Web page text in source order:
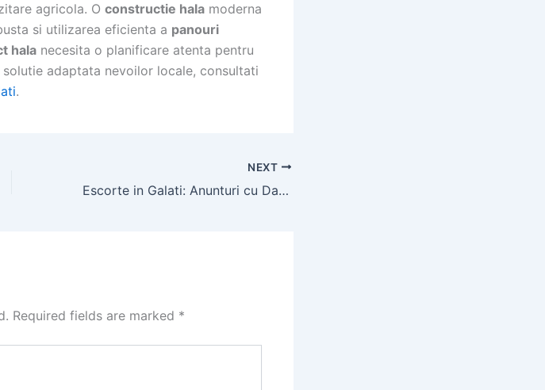
agricola. O constructie hala moderna
si utilizarea eficienta a panouri
hala necesita o planificare atenta pentru
solutie adaptata nevoilor locale, consultati
.
NEXT
Escorte in Galati: Anunturi cu Dame de Companie si Escorte Independente
Required fields are marked *